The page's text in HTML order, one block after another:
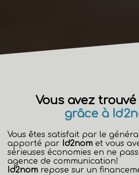
Vous avez
grâce à
Vous êtes satisfait par le
apporté par Id2nom et vous
sérieuses économies en ne
agence de communication!
Id2nom repose sur un